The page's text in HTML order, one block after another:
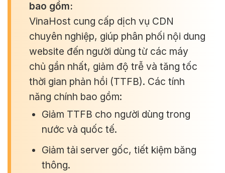
bao gồm:
VinaHost cung cấp dịch vụ CDN
chuyên nghiệp, giúp phân phối nội dung
website đến người dùng từ các máy
chủ gần nhất, giảm độ trễ và tăng tốc
thời gian phản hồi (TTFB). Các tính
năng chính bao gồm:
Giảm TTFB cho người dùng trong
nước và quốc tế.
Giảm tải server gốc, tiết kiệm băng
thông.